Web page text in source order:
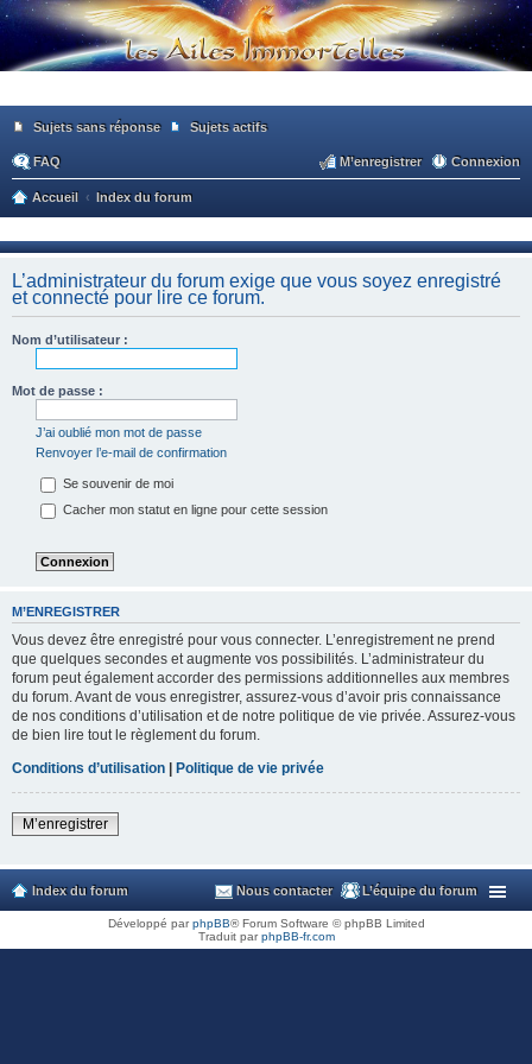
Sujets sans réponse Sujets actifs
FAQ Connexion
M’enregistrer
Accueil
Index du forum
he
L’administrateur du forum exige que vous soyez enregistré
et connecté pour lire ce forum.
Nom d’utilisateur :
Mot de passe :
J’ai oublié mon mot de passe
Renvoyer l’e-mail de confirmation
Se souvenir de moi
Cacher mon statut en ligne pour cette session
M’ENREGISTRER
Vous devez être enregistré pour vous connecter. L’enregistrement ne prend
que quelques secondes et augmente vos possibilités. L’administrateur du
forum peut également accorder des permissions additionnelles aux membres
du forum. Avant de vous enregistrer, assurez-vous d’avoir pris connaissance
de nos conditions d’utilisation et de notre politique de vie privée. Assurez-vous
de bien lire tout le règlement du forum.
Conditions d’utilisation | Politique de vie privée
M’enregistrer
Index du forum L’équipe du forum
Nous contacter
Développé parphpBB® Forum Software © phpBB Limited
Traduit parphpBB-fr.com